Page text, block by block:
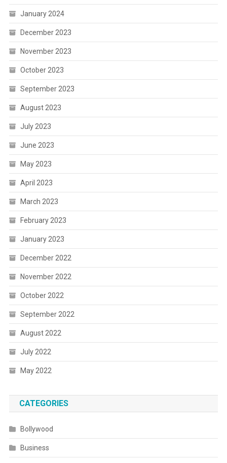
January 2024
December 2023
November 2023
October 2023
September 2023
August 2023
July 2023
June 2023
May 2023
April 2023
March 2023
February 2023
January 2023
December 2022
November 2022
October 2022
September 2022
August 2022
July 2022
May 2022
CATEGORIES
Bollywood
Business